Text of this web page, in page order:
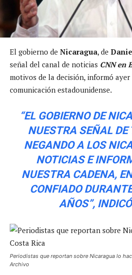
El gobierno de Nicaragua, de
señal del canal de noticias CNN en
motivos de la decisión, informó ayer
comunicación estadounidense.
“EL GOBIERNO DE
NUESTRA SEÑAL DE
NEGANDO A LOS
NOTICIAS E
NUESTRA CADENA,
CONFIADO
AÑOS”,
Periodistas que reportan sobre Nicaragua lo
Archivo